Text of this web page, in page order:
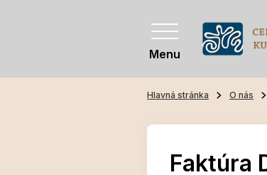
Menu
Hlavná stránka O nás
Faktúra